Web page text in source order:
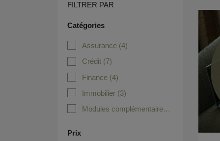
FILTRER PAR
Catégories
Assurance (4)
Crédit (7)
Finance (4)
Immobilier (3)
Modules complémentaires(1)
Prix